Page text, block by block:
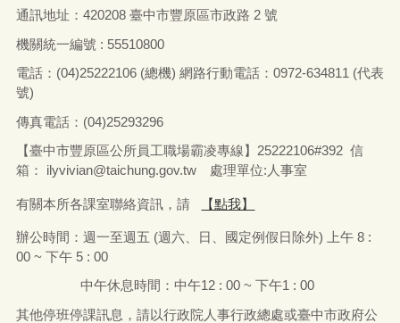
通訊地址： 420208 臺中市豐原區市政路 2 號
機關統一編號 : 55510800
電話： (04)25222106 (總機) 網路行動電話： 0972-634811 (代表
號)
傳真電話： (04)25293296
【臺中市豐原區公所員工職場霸凌專線】25222106#392 信
箱： ilyvivian@taichung.gov.tw處理單位:人事室
有關本所各課室聯絡資訊，請 【點我】
辦公時間： 週一至週五 (週六、日、國定例假日除外) 上午8 :
00 ~ 下午5 : 00
中午休息時間：中午12 : 00 ~ 下午1 : 00
其他停班停課訊息，請以行政院人事行政總處或臺中市政府公